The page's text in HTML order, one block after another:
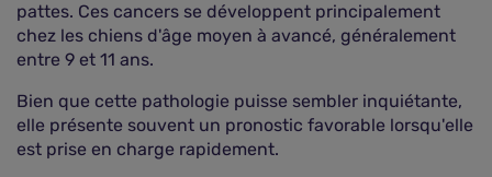
pattes. Ces cancers se développent principalement
chez les chiens d'âge moyen à avancé, généralement
entre 9 et 11 ans.
Bien que cette pathologie puisse sembler inquiétante,
elle présente souvent un pronostic favorable lorsqu'elle
est prise en charge rapidement.